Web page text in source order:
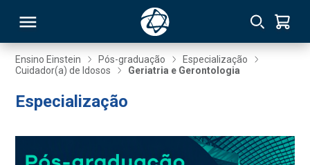
Ensino Einstein Pós-graduação
Especialização
Cuidador(a) de Idosos
Geriatria e Gerontologia
Especialização